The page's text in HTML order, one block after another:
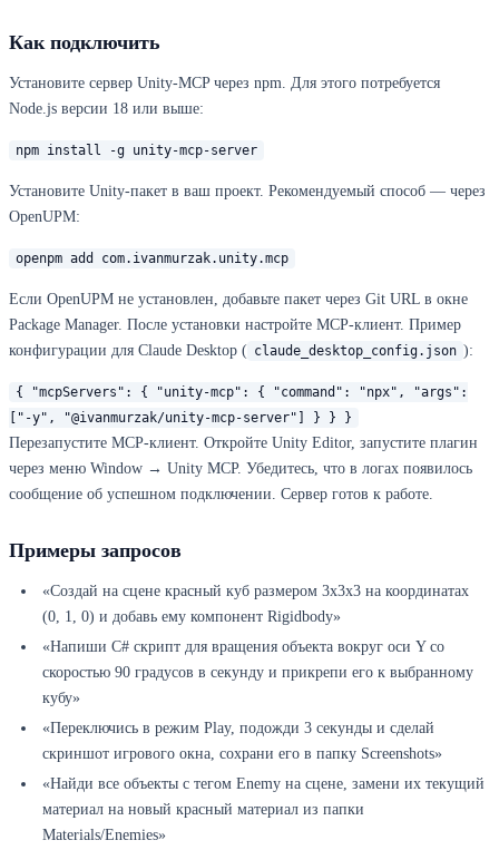
Как подключить
Установите сервер Unity-MCP через npm. Для этого потребуется
Node.js версии 18 или выше:
npm install -g unity-mcp-server
Установите Unity-пакет в ваш проект. Рекомендуемый способ — через
OpenUPM:
openpm add com.ivanmurzak.unity.mcp
Если OpenUPM не установлен, добавьте пакет через Git URL в окне
Package Manager. После установки настройте MCP-клиент. Пример
конфигурации для Claude Desktop ( claude_desktop_config.json ):
{ "mcpServers": { "unity-mcp": { "command": "npx", "args":
["-y", "@ivanmurzak/unity-mcp-server"] } } }
Перезапустите MCP-клиент. Откройте Unity Editor, запустите плагин
через меню Window → Unity MCP. Убедитесь, что в логах появилось
сообщение об успешном подключении. Сервер готов к работе.
Примеры запросов
«Создай на сцене красный куб размером 3x3x3 на координатах
(0, 1, 0) и добавь ему компонент Rigidbody»
«Напиши C# скрипт для вращения объекта вокруг оси Y со
скоростью 90 градусов в секунду и прикрепи его к выбранному
кубу»
«Переключись в режим Play, подожди 3 секунды и сделай
скриншот игрового окна, сохрани его в папку Screenshots»
«Найди все объекты с тегом Enemy на сцене, замени их текущий
материал на новый красный материал из папки
Materials/Enemies»